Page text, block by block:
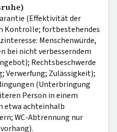
(Effektivität der
Kontrolle; fortbestehendes
Menschenwürde,
bei nicht verbesserndem
Rechtsbeschwerde
Verwerfung; Zulässigkeit);
(Unterbringung
Person in einem
etwa achteinhalb
WC-Abtrennung nur